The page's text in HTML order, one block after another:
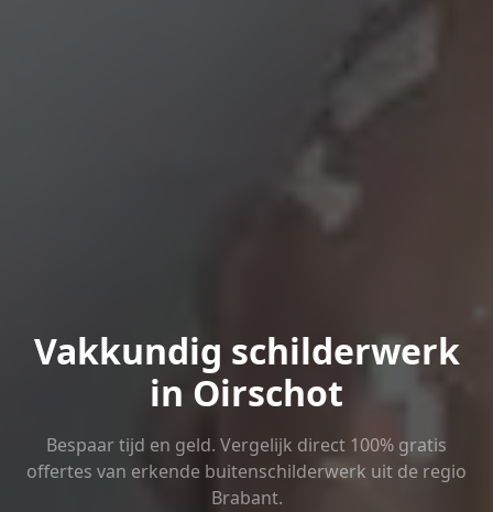
Vakkundig schilderwerk
in Oirschot
Bespaar tijd en geld. Vergelijk direct 100% gratis
offertes van erkende buitenschilderwerk uit de regio
Brabant.